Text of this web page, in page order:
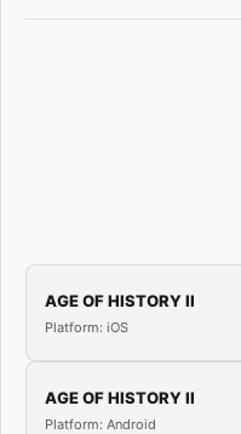
AGE OF HISTORY II
Platform: iOS
AGE OF HISTORY II
Platform: Android